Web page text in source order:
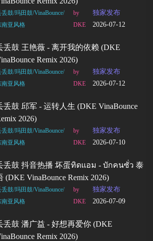
丢鼓/玛田鼓/VinaBounce/
南亚风格
by
DKE
独家发布
2026-07-12
丢鼓 王艳薇 - 离开我的依赖 (DKE
Remix 2026)
丢鼓/玛田鼓/VinaBounce/
南亚风格
by
DKE
独家发布
2026-07-12
丢鼓 邱军 - 运转人生 (DKE VinaBounce
2026)
丢鼓/玛田鼓/VinaBounce/
南亚风格
by
DKE
独家发布
2026-07-10
丢鼓 抖音热播 坏蛋ทิดแอม - บักคนซั่ว 泰
(DKE VinaBounce Remix 2026)
丢鼓/玛田鼓/VinaBounce/
南亚风格
by
DKE
独家发布
2026-07-09
丢鼓 潘广益 - 好想再爱你 (DKE
Remix 2026)